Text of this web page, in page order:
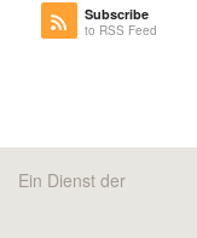
Subscribe
to RSS Feed
Ein Dienst der